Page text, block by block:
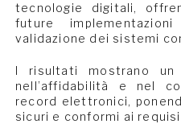
tecnologie digitali,
future
validazione dei sistemi
I risultati mostrano un
nell’affidabilità e nel
record elettronici,
sicuri e conformi ai